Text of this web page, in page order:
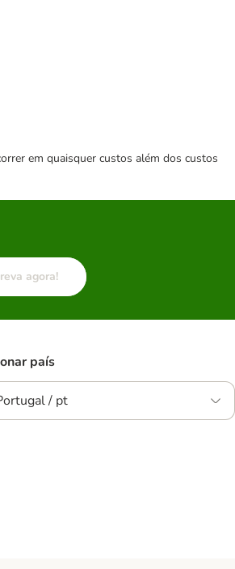
em quaisquer custos além dos custos
agora!
país
/ pt